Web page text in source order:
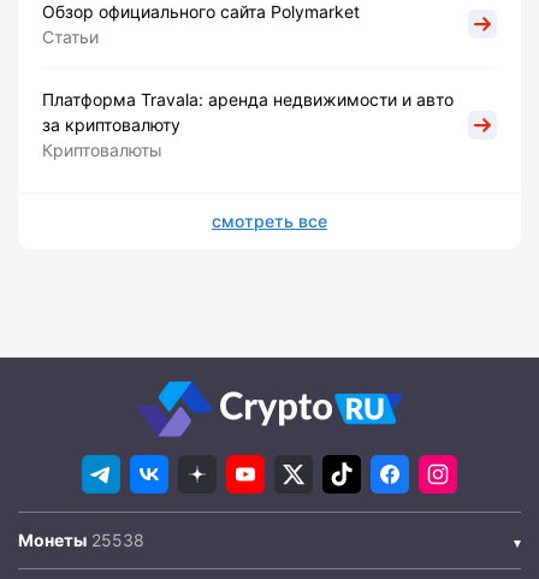
Обзор официального сайта Polymarket
Статьи
Платформа Travala: аренда недвижимости и авто
за криптовалюту
Криптовалюты
смотреть все
Монеты